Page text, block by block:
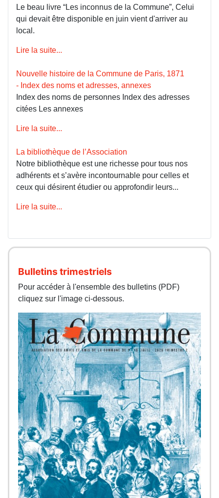
Le beau livre “Les inconnus de la Commune”, Celui
qui devait être disponible en juin vient d'arriver au
local.
Lire la suite...
Nouvelle histoire de la Commune de Paris, 1871
- Index des noms et adresses, annexes
Index des noms de personnes Index des adresses
citées Les annexes
Lire la suite...
La bibliothèque de l’Association
Notre bibliothèque est une richesse pour tous nos
adhérents et s’avère incontournable pour celles et
ceux qui désirent étudier ou approfondir leurs...
Lire la suite...
Bulletins trimestriels
Pour accéder à l'ensemble des bulletins (PDF)
cliquez sur l'image ci-dessous.